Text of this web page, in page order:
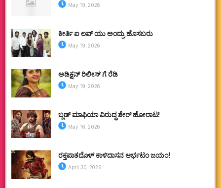
May 19, 2026
ಕೀರ್ತಿ ಐ ಲವ್ ಯು ಅಂದ್ರು ಹೊಸಬರು
May 19, 2026
ಅಡಿಕ್ಷನ್ ರಿಲೀಸ್ ಗೆ ರೆಡಿ
May 19, 2026
ಬ್ಲಡ್ ಮಾಫಿಯಾ ವಿರುದ್ಧ ಶೇರ್ ಹೋರಾಟ!
May 16, 2026
ರಕ್ತಪಾತದೊಳ್ ಕಾಳಿದಾಸನ ಆರ್ಭಟಂ ಜಯಂ!
April 30, 2026